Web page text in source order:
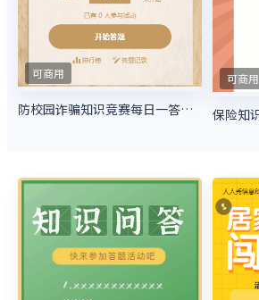
可商用
防校园诈骗知识竞赛每日一答活动
可商用